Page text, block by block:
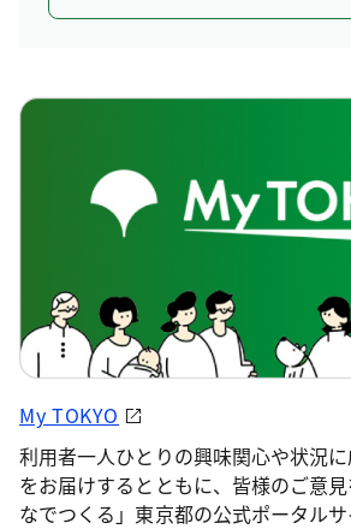
My TOKYO
利用者一人ひとりの興味関心や状況
をお届けするとともに、皆様のご意
なでつくる」東京都の公式ポータルサ